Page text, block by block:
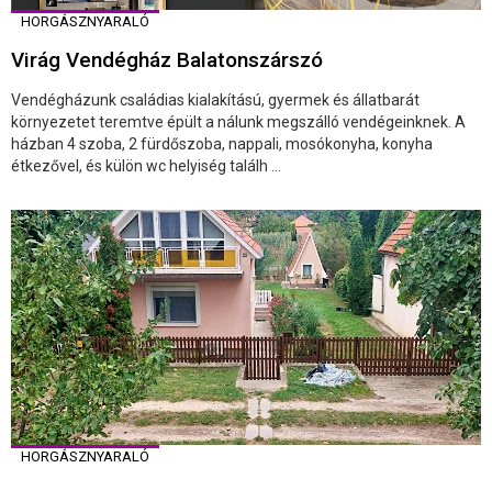
HORGÁSZNYARALÓ
Virág Vendégház Balatonszárszó
Vendégházunk családias kialakítású, gyermek és állatbarát
környezetet teremtve épült a nálunk megszálló vendégeinknek. A
házban 4 szoba, 2 fürdőszoba, nappali, mosókonyha, konyha
étkezővel, és külön wc helyiség találh ...
HORGÁSZNYARALÓ